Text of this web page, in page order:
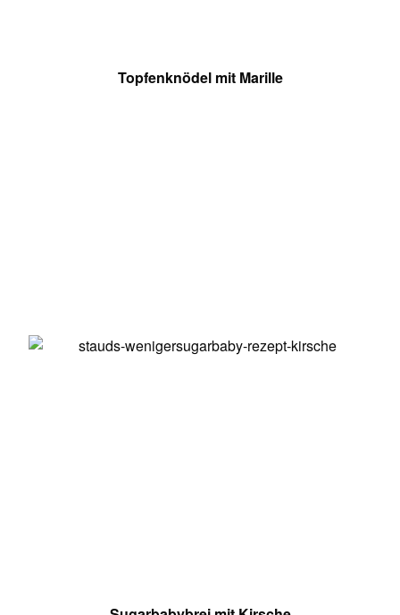
Topfenknödel mit Marille